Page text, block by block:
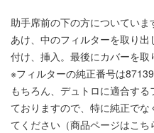
助手席前の下の方についてい
あけ、中のフィルターを取り
付け、挿入。最後にカバーを取
※フィルターの純正番号は
もちろん、デュトロに適合す
ておりますので、特に純正で
てください（商品ページはこち